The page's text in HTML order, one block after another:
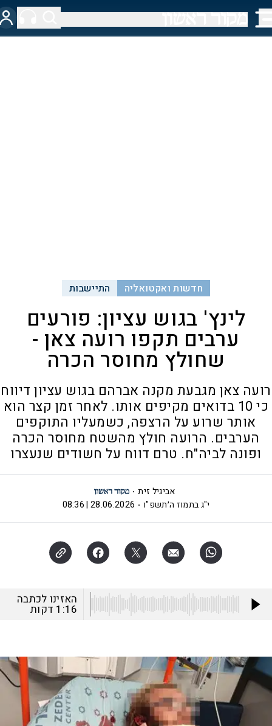
חדשות ואקטואליה התיישבות
לינץ' בגוש עציון: פורעים
ערבים תקפו רועה צאן -
שחולץ מחוסר הכרה
רועה צאן מגבעת מקנה אברהם בגוש עציון דיווח
כי 10 בדואים מקיפים אותו. לאחר זמן קצר הוא
אותר שרוע על הרצפה, כשמעליו התוקפים
הערבים. הרועה חולץ מהשטח מחוסר הכרה
ופונה לביה"ח. טרם דווח על חשודים שנעצרו
אביגיל זית
י"ג בתמוז ה׳תשפ"ו
28.06.2026 | 08:36
האזינו לכתבה
1:16 דקות